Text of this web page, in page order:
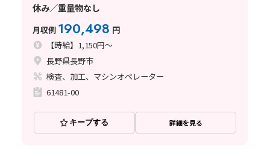
休み／重量物なし
月収例 190,498 円
【時給】1,150円～
長野県長野市
検査、加工、マシンオペレーター
61481-00
キープする 詳細を見る